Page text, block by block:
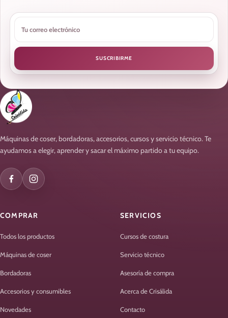
SUSCRIBIRME
Máquinas de coser, bordadoras, accesorios, cursos y servicio técnico. Te
ayudamos a elegir, aprender y sacar el máximo partido a tu equipo.
COMPRAR
Todos los productos
Máquinas de coser
Bordadoras
Accesorios y consumibles
Novedades
SERVICIOS
Cursos de costura
Servicio técnico
Asesoría de compra
Acerca de Crisálida
Contacto